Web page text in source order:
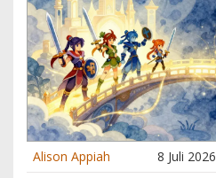
Alison Appiah 8 Juli 2026